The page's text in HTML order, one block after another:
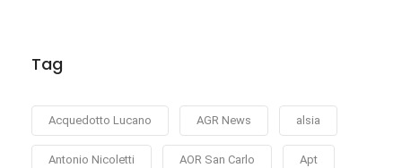
Tag
Acquedotto Lucano AGR News alsia
Antonio Nicoletti AOR San Carlo Apt